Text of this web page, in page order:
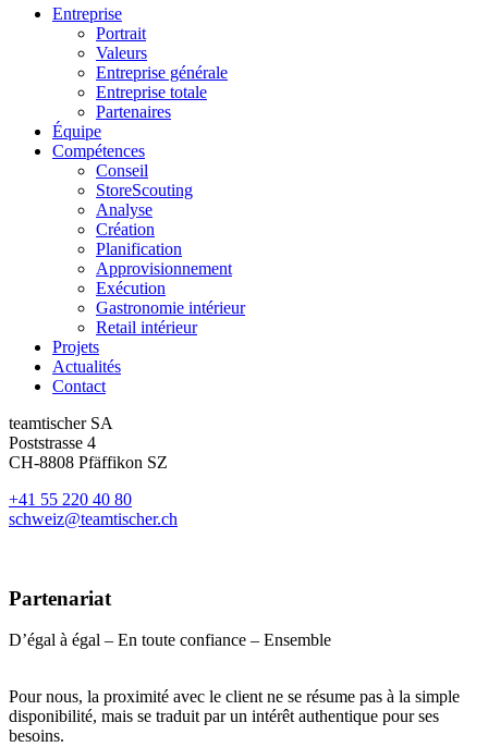
Entreprise
Portrait
Valeurs
Entreprise générale
Entreprise totale
Partenaires
Équipe
Compétences
Conseil
StoreScouting
Analyse
Création
Planification
Approvisionnement
Exécution
Gastronomie intérieur
Retail intérieur
Projets
Actualités
Contact
teamtischer SA
Poststrasse 4
CH-8808 Pfäffikon SZ
+41 55 220 40 80
schweiz@teamtischer.ch
Partenariat
D’égal à égal – En toute confiance – Ensemble
Pour nous, la proximité avec le client ne se résume pas à la simple
disponibilité, mais se traduit par un intérêt authentique pour ses
besoins.